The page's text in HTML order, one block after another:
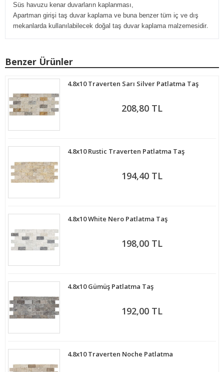
Süs havuzu kenar duvarların kaplanması,
Apartman girişi taş duvar kaplama ve buna benzer tüm iç ve dış
mekanlarda kullanılabilecek doğal taş duvar kaplama malzemesidir.
Benzer Ürünler
4.8x10 Traverten Sarı Silver Patlatma Taş
208,80 TL
4.8x10 Rustic Traverten Patlatma Taş
194,40 TL
4.8x10 White Nero Patlatma Taş
198,00 TL
4.8x10 Gümüş Patlatma Taş
192,00 TL
4.8x10 Traverten Noche Patlatma